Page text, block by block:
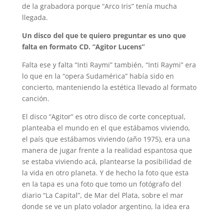
de la grabadora porque “Arco Iris” tenía mucha
llegada.
Un disco del que te quiero preguntar es uno que
falta en formato CD. “Agitor Lucens”
Falta ese y falta “Inti Raymi” también, “Inti Raymi” era
lo que en la “opera Sudamérica” había sido en
concierto, manteniendo la estética llevado al formato
canción.
El disco “Agitor” es otro disco de corte conceptual,
planteaba el mundo en el que estábamos viviendo,
el país que estábamos viviendo (año 1975), era una
manera de jugar frente a la realidad espantosa que
se estaba viviendo acá, plantearse la posibilidad de
la vida en otro planeta. Y de hecho la foto que esta
en la tapa es una foto que tomo un fotógrafo del
diario “La Capital”, de Mar del Plata, sobre el mar
donde se ve un plato volador argentino, la idea era